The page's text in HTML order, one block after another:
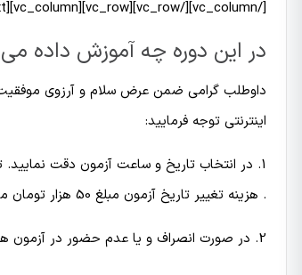
[/vc_column][/vc_row][vc_row][vc_column][vc_column_text]
در این دوره چه آموزش داده
داوطلب گرامی ضمن عرض سلام و آرزوی موفقیت
اینترنتی توجه فرمایید:
1. در انتخاب تاریخ و ساعت آزمون دقت نمایید.
. هزینه تغییر تاریخ آزمون مبلغ 50 هزار تومان می باشد .
2. در صورت انصراف و یا عدم حضور در آزمون هزینه ای به داوطلب مسترد نمی گردد.